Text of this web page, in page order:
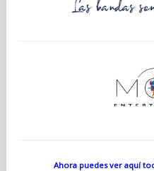
Ahora puedes ver aquí